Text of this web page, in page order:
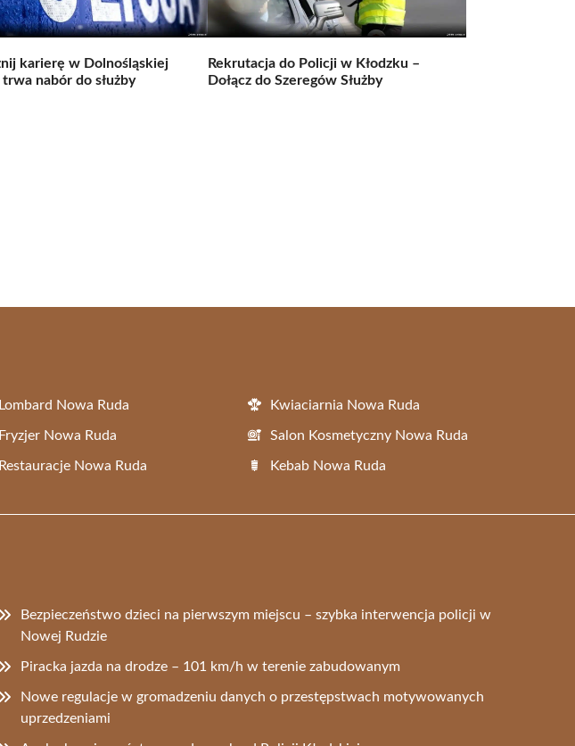
karierę w Dolnośląskiej
trwa nabór do służby
Rekrutacja do Policji w Kłodzku –
Dołącz do Szeregów Służby
Lombard Nowa Ruda Kwiaciarnia Nowa Ruda
Fryzjer Nowa Ruda Salon Kosmetyczny Nowa Ruda
Restauracje Nowa Ruda Kebab Nowa Ruda
Bezpieczeństwo dzieci na pierwszym miejscu – szybka interwencja policji w
Nowej Rudzie
Piracka jazda na drodze – 101 km/h w terenie zabudowanym
Nowe regulacje w gromadzeniu danych o przestępstwach motywowanych
uprzedzeniami